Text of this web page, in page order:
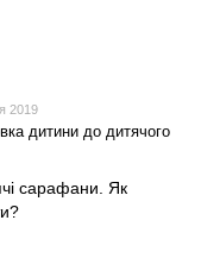
2019
дитини до дитячого